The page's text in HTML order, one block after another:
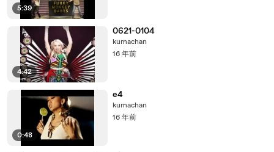
5:39
4:42
0621-0104
kumachan
16 年前
0:48
e4
kumachan
16 年前